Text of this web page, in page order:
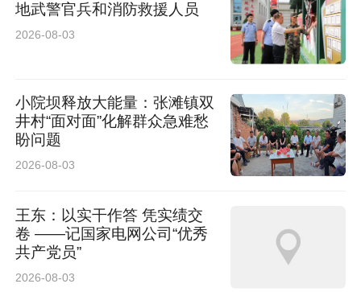
地武警官兵和消防救援人员
2026-08-03
小院坝释放大能量：张滩镇双
井村“面对面”化解群众急难愁
盼问题
2026-08-03
王东：以实干作答 凭实绩交
卷 ——记国家电网公司“优秀
共产党员”
2026-08-03